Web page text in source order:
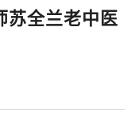
苏全兰老中医